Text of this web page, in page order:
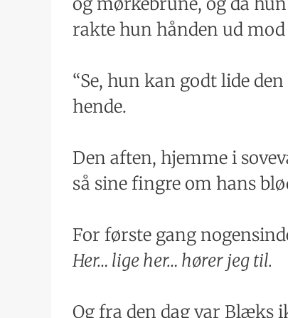
rakte hun hånden ud
“Se, hun kan godt lide
hende.
Den aften, hjemme i
så sine fingre om hans
For første gang
Her… lige her… hører jeg til.
Og fra den dag var Blæks